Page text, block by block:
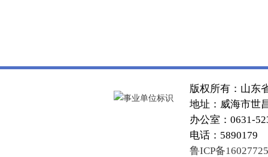
版权所有：山东
地址：威海市世
办公室：0631-
电话：5890179
鲁ICP备